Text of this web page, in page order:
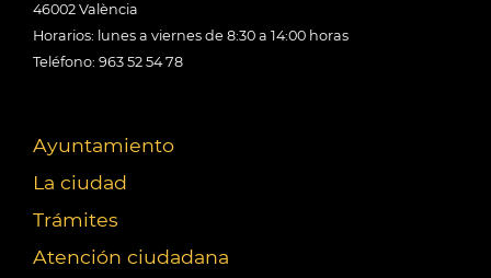
46002 València
Horarios: lunes a viernes de 8:30 a 14:00 horas
Teléfono: 963 52 54 78
Ayuntamiento
La ciudad
Trámites
Atención ciudadana